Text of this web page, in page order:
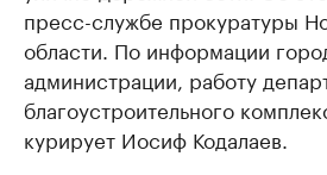
пресс-службе прокуратуры
области. По информации
администрации, работу
благоустроительного
курирует Иосиф Кодалаев.